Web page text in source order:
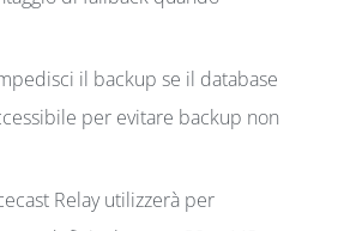
il backup se il database
per evitare backup non
Relay utilizzerà per